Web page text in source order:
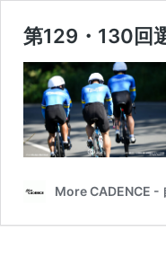
第129・130回
More CADENCE -